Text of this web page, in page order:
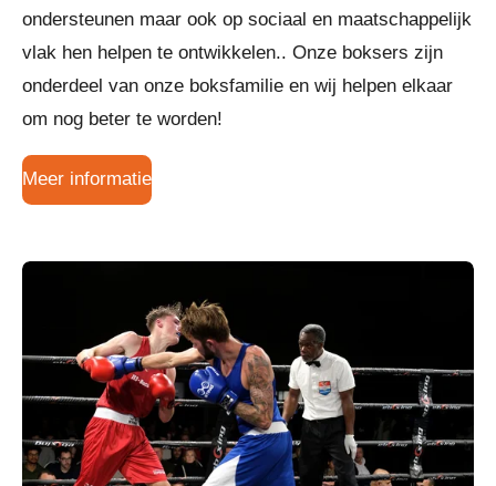
ondersteunen maar ook op sociaal en maatschappelijk
vlak hen helpen te ontwikkelen.. Onze boksers zijn
onderdeel van onze boksfamilie en wij helpen elkaar
om nog beter te worden!
Meer informatie